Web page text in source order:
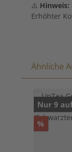
⚠️ Hinweis:
Erhöhter
Ähnliche
Nur 9
% Rabatt